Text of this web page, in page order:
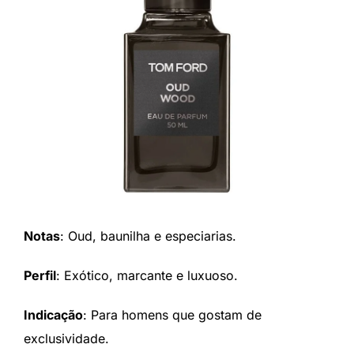
Notas: Oud, baunilha e especiarias.
Perfil: Exótico, marcante e luxuoso.
Indicação: Para homens que gostam de
exclusividade.